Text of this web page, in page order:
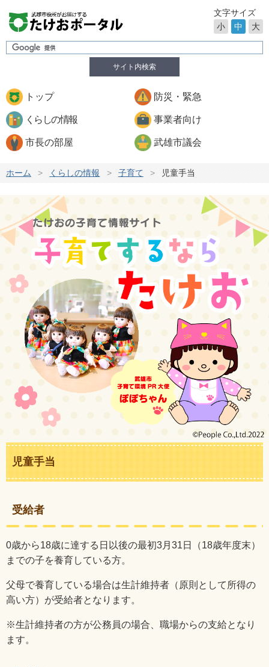
サイト内検索
文字サイズ
小
中 大
トップ 防災・緊急
くらしの情報 事業者向け
市長の部屋 武雄市議会
ホーム > くらしの情報 > 子育て > 児童手当
児童手当
受給者
0歳から18歳に達する日以後の最初3月 31 日（18歳年度末）
までの子を養育している方。
父母で養育している場合は生計維持者（原則として所得の
高い方）が受給者となります。
※生計維持者の方が公務員の場合、職場からの支給となり
ます。